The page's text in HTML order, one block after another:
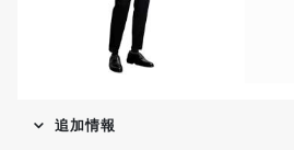
追加情報